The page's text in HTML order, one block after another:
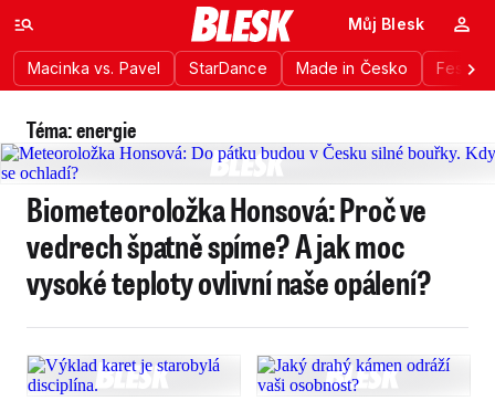
Macinka vs. Pavel StarDance Made in Česko
Můj Blesk
Téma: energie
Biometeoroložka Honsová: Proč ve
vedrech špatně spíme? A jak moc
vysoké teploty ovlivní naše opálení?